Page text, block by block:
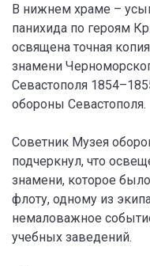
В нижнем храме –
панихида по героям
освящена точная
знамени
Севастополя
обороны Севастополя.
Советник Музея
подчеркнул, что
знамени, которое
флоту, одному из
немаловажное
учебных заведений.